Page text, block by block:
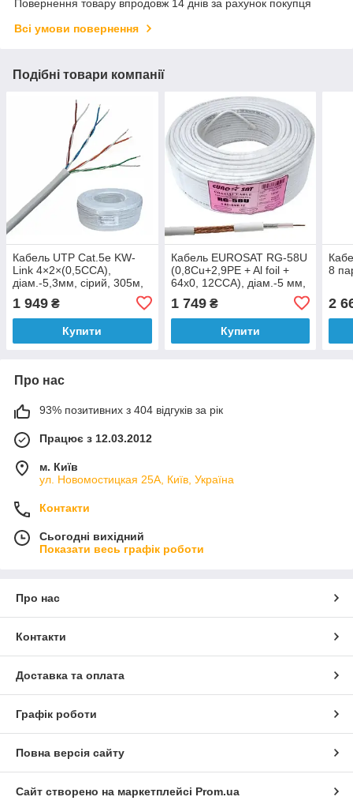
Повернення товару впродовж 14 днів за рахунок покупця
Всі умови повернення
Подібні товари компанії
Кабель UTP Сat.5e KW-
Link 4×2×(0,5CCA),
діам.-5,3мм, сірий, 305м,
1 949 ₴
Купити
Кабель EUROSAT RG-58U
(0,8Cu+2,9PE + Al foil +
64x0, 12CCA), діам.-5 мм,
1 749₴
Купити
8
2
Про нас
93% позитивних з 404 відгуків за рік
Працює з 12.03.2012
м. Київ
ул. Новомостицкая 25А, Київ, Україна
Контакти
Сьогодні вихідний
Показати весь графік роботи
Про нас
Контакти
Доставка та оплата
Графік роботи
Повна версія сайту
Сайт створено на маркетплейсі Prom.ua